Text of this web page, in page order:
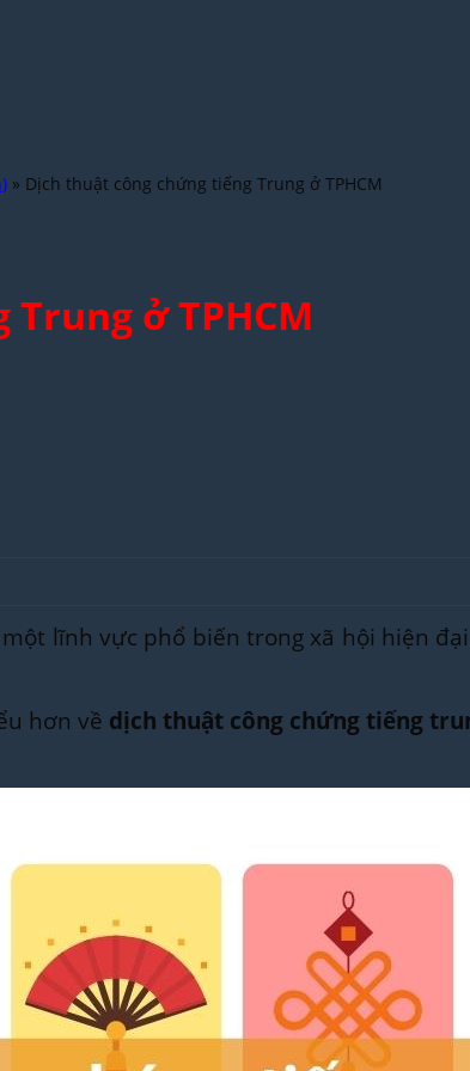
» Dịch thuật công chứng tiếng Trung ở TPHCM
ở TPHCM
lĩnh vực phổ biến trong xã hội hiện
hơn về dịch thuật công chứng tiếng